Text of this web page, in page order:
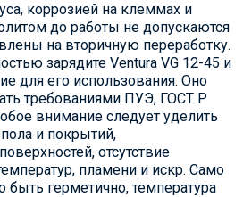
коррозией на клеммах и
до работы не допускаются
на вторичную переработку.
зарядите Ventura VG 12-45 и
для его использования. Оно
требованиями ПУЭ, ГОСТ Р
внимание следует уделить
и покрытий,
отсутствие
пламени и искр. Само
герметично, температура